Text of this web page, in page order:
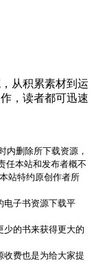
从积累素材到运
，读者都可迅速
内删除所下载资源，
任本站和发布者概不
站特约原创作者所
电子书资源下载平
少的书来获得更大的
收费也是为给大家提